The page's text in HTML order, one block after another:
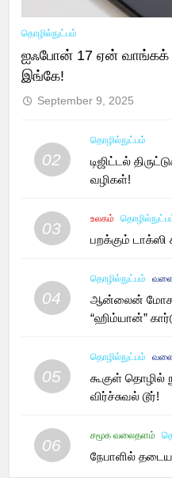
தொழில்நுட்பம்
ஐஃபோன் 17 ஏன் வாங்கக்
இங்கே!
September 9, 2025
02
தொழில்நுட்பம்
டிஜிட்டல்
வழிகள்!
03
உலகம்
பறக்கும் டாக்ஸி
04
தொழில்நுட்பம்
ஆன்லைன்
“ஹிம்யான்”
05
தொழில்நுட்பம்
கூகுள் தொழில்
விர்ச்சுவல் டூர்!
06
சமூக வலைதளம்
நேபாளில்